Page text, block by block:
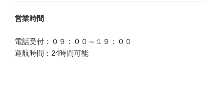
営業時間
電話受付：０９：００～１９：００
運航時間：24時間可能